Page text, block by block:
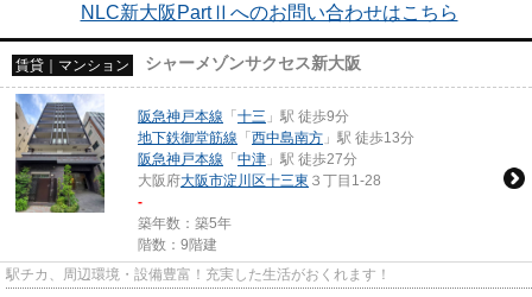
NLC新大阪PartⅡへのお問い合わせはこちら
賃貸｜マンション シャーメゾンサクセス新大阪
阪急神戸本線 「 十三 」駅 徒歩9分
地下鉄御堂筋線 「 西中島南方 」駅 徒歩13分
阪急神戸本線 「 中津 」駅 徒歩27分
大阪府大阪市淀川区十三東 ３丁目1-28
-
築年数：築5年
階数：9階建
駅チカ、周辺環境・設備豊富！充実した生活がおくれます！